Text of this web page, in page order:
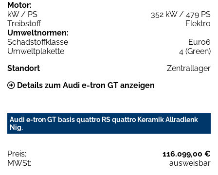
Motor:
kW / PS
352 kW / 479 PS
Treibstoff
Elektro
Umweltnormen:
Schadstoffklasse
Euro6
Umweltplakette
4 (Green)
Standort
Zentrallager
Details zum Audi e-tron GT anzeigen
Audi e-tron GT basis quattro RS quattro Keramik Allradlenk
Nig.
Preis:
116.099,00 €
MWSt:
ausweisbar